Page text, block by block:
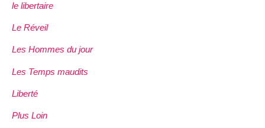
le libertaire
Le Réveil
Les Hommes du jour
Les Temps maudits
Liberté
Plus Loin